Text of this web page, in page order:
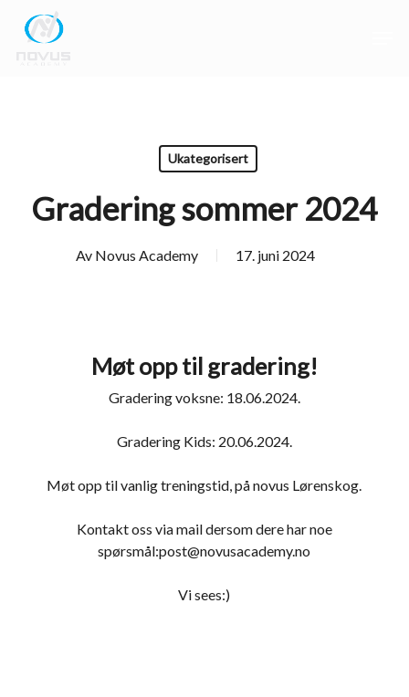
Ukategorisert
Gradering sommer 2024
Av Novus Academy 17. juni 2024
Møt opp til gradering!
Gradering voksne: 18.06.2024.
Gradering Kids: 20.06.2024.
Møt opp til vanlig treningstid, på novus Lørenskog.
Kontakt oss via mail dersom dere har noe
spørsmål:post@novusacademy.no
Vi sees:)